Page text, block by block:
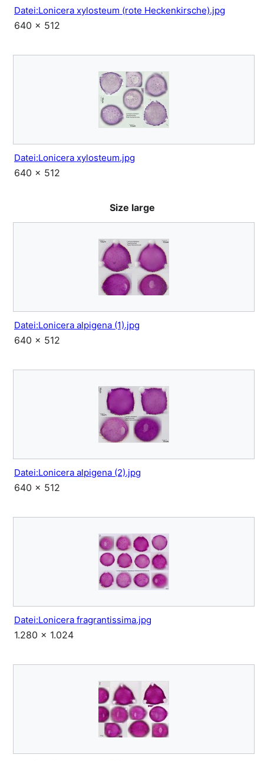
Datei:Lonicera xylosteum (rote Heckenkirsche).jpg
640 × 512
Datei:Lonicera xylosteum.jpg
640 × 512
Size large
Datei:Lonicera alpigena (1).jpg
640 × 512
Datei:Lonicera alpigena (2).jpg
640 × 512
Datei:Lonicera fragrantissima.jpg
1.280 × 1.024